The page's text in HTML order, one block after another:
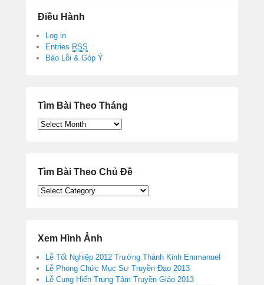
Điều Hành
Log in
Entries RSS
Báo Lỗi & Góp Ý
Tìm Bài Theo Tháng
Tìm
Tìm Bài Theo Chủ Đề
Tìm
Đề
Xem Hình Ảnh
Lễ Tốt Nghiệp 2012 Trường Thánh Kinh Emmanuel
Lễ Phong Chức Mục Sư Truyền Đạo 2013
Lễ Cung Hiến Trung Tâm Truyền Giáo 2013